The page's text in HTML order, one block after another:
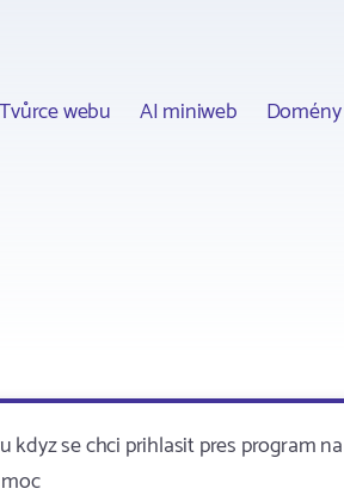
Tvůrce webu AI miniweb Domény
se chci prihlasit pres program na